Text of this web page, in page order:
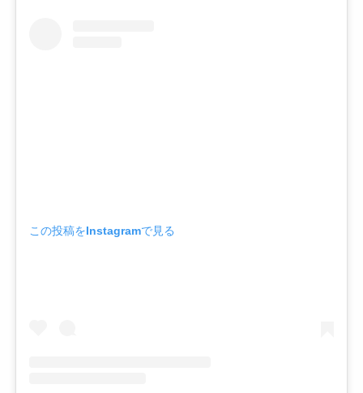
この投稿をInstagramで見る